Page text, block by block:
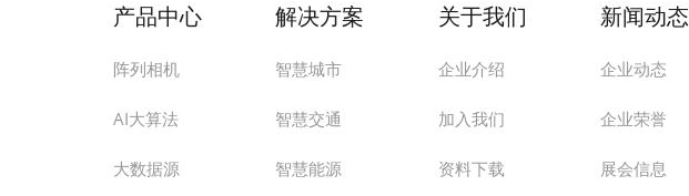
产品中心
阵列相机
AI大算法
大数据源
解决方案
智慧城市
智慧交通
智慧能源
关于我们
企业介绍
加入我们
资料下载
新闻动态
企业动态
企业荣誉
展会信息